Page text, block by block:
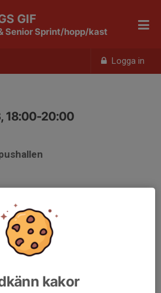
Logga in
GIF
Senior Sprint/hopp/kast
18:00-20:00
kakor